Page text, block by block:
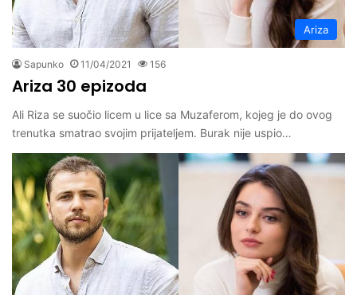
Ariza
Sapunko 11/04/2021 156
Ariza 30 epizoda
Ali Riza se suočio licem u lice sa Muzaferom, kojeg je do ovog
trenutka smatrao svojim prijateljem. Burak nije uspio…